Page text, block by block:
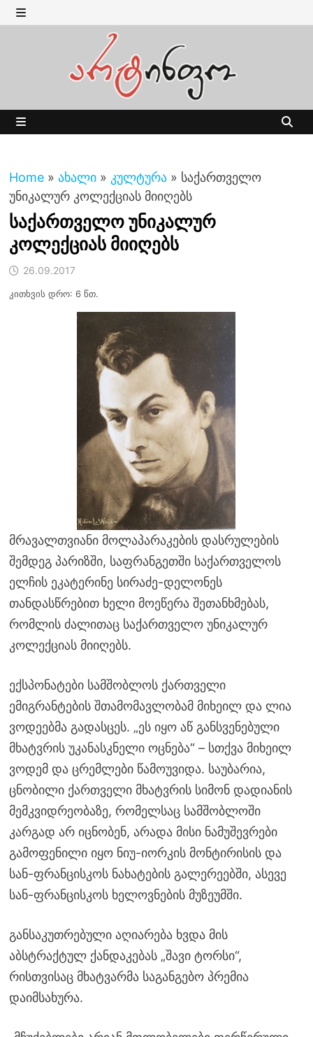
Skip
to MENU
Home » ახალი » კულტურა » საქართველო
უნიკალურ კოლექციას მიიღებს
საქართველო უნიკალურ
კოლექციას მიიღებს
26.09.2017
კითხვის დრო: 6 წთ.
მრავალთვიანი მოლაპარაკების დასრულების
შემდეგ პარიზში, საფრანგეთში საქართველოს
ელჩის ეკატერინე სირაძე-დელონეს
თანდასწრებით ხელი მოეწერა შეთანხმებას,
რომლის ძალითაც საქართველო უნიკალურ
კოლექციას მიიღებს.
ექსპონატები სამშობლოს ქართველი
ემიგრანტების შთამომავლობამ მიხეილ და ლია
ვოდეებმა გადასცეს. „ეს იყო აწ განსვენებული
მხატვრის უკანასკნელი ოცნება“ – სთქვა მიხეილ
ვოდემ და ცრემლები წამოუვიდა. საუბარია,
ცნობილი ქართველი მხატვრის სიმონ დადიანის
მემკვიდრეობაზე, რომელსაც სამშობლოში
კარგად არ იცნობენ, არადა მისი ნამუშევრები
გამოფენილი იყო ნიუ-იორკის მონტირისის და
სან-ფრანცისკოს ნახატების გალერეებში, ასევე
სან-ფრანცისკოს ხელოვნების მუზეუმში.
განსაკუთრებული აღიარება ხვდა მის
აბსტრაქტულ ქანდაკებას „შავი ტორსი“,
რისთვისაც მხატვარმა საგანგებო პრემია
დაიმსახურა.